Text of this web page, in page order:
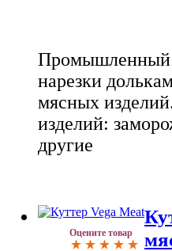
Промышленный
нарезки
мясных
изделий:
другие
Оцените товар